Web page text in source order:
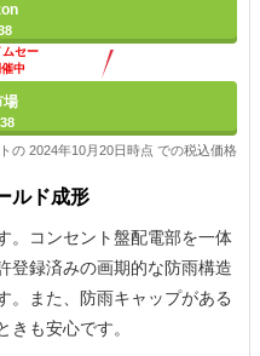
セー
中
場
の 2024年10月20日時点 での税込価格
ルド成形
。コンセント盤配電部を一体
登録済みの画期的な防雨構造
。また、防雨キャップがある
も安心です。